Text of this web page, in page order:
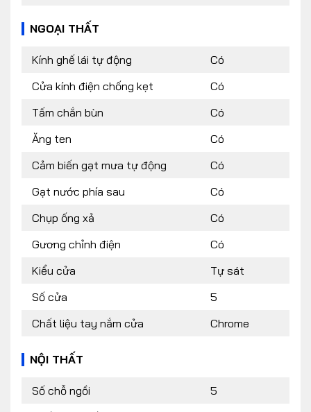
NGOẠI THẤT
Kính ghế lái tự động
Có
Cửa kính điện chống kẹt
Có
Tấm chắn bùn
Có
Ăng ten
Có
Cảm biến gạt mưa tự động
Có
Gạt nước phía sau
Có
Chụp ống xả
Có
Gương chỉnh điện
Có
Kiểu cửa
Tự sát
Số cửa
5
Chất liệu tay nắm cửa
Chrome
NỘI THẤT
Số chỗ ngồi
5